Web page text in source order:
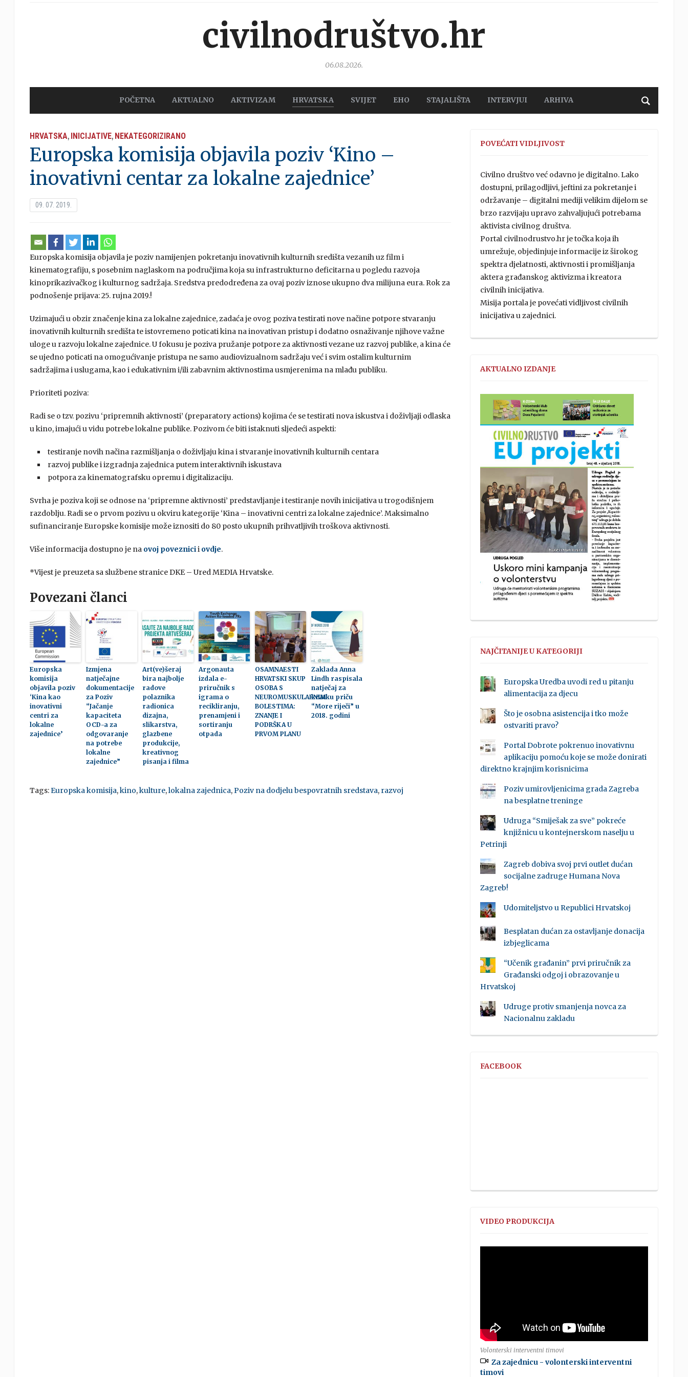
civilnodruštvo.hr
06.08.2026.
POČETNA AKTUALNO AKTIVIZAM HRVATSKA SVIJET EHO STAJALIŠTA INTERVJUI ARHIVA
HRVATSKA, INICIJATIVE, NEKATEGORIZIRANO
Europska komisija objavila poziv ‘Kino –
inovativni centar za lokalne zajednice’
09. 07. 2019.
Europska komisija objavila je poziv namijenjen pokretanju inovativnih kulturnih središta vezanih uz film i
kinematografiju, s posebnim naglaskom na područjima koja su infrastrukturno deficitarna u pogledu razvoja
kinoprikazivačkog i kulturnog sadržaja. Sredstva predodređena za ovaj poziv iznose ukupno dva milijuna eura. Rok za
podnošenje prijava: 25. rujna 2019.!
Uzimajući u obzir značenje kina za lokalne zajednice, zadaća je ovog poziva testirati nove načine potpore stvaranju
inovativnih kulturnih središta te istovremeno poticati kina na inovativan pristup i dodatno osnaživanje njihove važne
uloge u razvoju lokalne zajednice. U fokusu je poziva pružanje potpore za aktivnosti vezane uz razvoj publike, a kina će
se ujedno poticati na omogućivanje pristupa ne samo audiovizualnom sadržaju već i svim ostalim kulturnim
sadržajima i uslugama, kao i edukativnim i/ili zabavnim aktivnostima usmjerenima na mlađu publiku.
Prioriteti poziva:
Radi se o tzv. pozivu ‘pripremnih aktivnosti’ (preparatory actions) kojima će se testirati nova iskustva i doživljaji odlaska
u kino, imajući u vidu potrebe lokalne publike. Pozivom će biti istaknuti sljedeći aspekti:
testiranje novih načina razmišljanja o doživljaju kina i stvaranje inovativnih kulturnih centara
razvoj publike i izgradnja zajednica putem interaktivnih iskustava
potpora za kinematografsku opremu i digitalizaciju.
Svrha je poziva koji se odnose na ‘pripremne aktivnosti’ predstavljanje i testiranje novih inicijativa u trogodišnjem
razdoblju. Radi se o prvom pozivu u okviru kategorije ‘Kina – inovativni centri za lokalne zajednice’. Maksimalno
sufinanciranje Europske komisije može iznositi do 80 posto ukupnih prihvatljivih troškova aktivnosti.
Više informacija dostupno je na ovoj poveznicii ovdje.
*Vijest je preuzeta sa službene stranice DKE – Ured MEDIA Hrvatske.
Povezani članci
Europska
komisija
objavila poziv
‘Kina kao
inovativni
centri za
lokalne
zajednice’
Izmjena
natječajne
dokumentacije
za Poziv
“Jačanje
kapaciteta
OCD-a za
odgovaranje
na potrebe
lokalne
zajednice”
Art(ve)šeraj
bira najbolje
radove
polaznika
radionica
dizajna,
slikarstva,
glazbene
produkcije,
kreativnog
pisanja i filma
Argonauta
izdala e-
priručnik s
igrama o
recikliranju,
prenamjeni i
sortiranju
otpada
OSAMNAESTI
HRVATSKI SKUP
OSOBA S
NEUROMUSKULARNIM
BOLESTIMA:
ZNANJE I
PODRŠKA U
PRVOM PLANU
Zaklada Anna
Lindh raspisala
natječaj za
kratku priču
“More riječi” u
2018. godini
Tags:Europska komisija,kino,kulture,lokalna zajednica,Poziv na dodjelu bespovratnih sredstava, razvoj
POVEĆATI VIDLJIVOST
Civilno društvo već odavno je digitalno. Lako
dostupni, prilagodljivi, jeftini za pokretanje i
održavanje – digitalni mediji velikim dijelom se
brzo razvijaju upravo zahvaljujući potrebama
aktivista civilnog društva.
Portal civilnodrustvo.hr je točka koja ih
umrežuje, objedinjuje informacije iz širokog
spektra djelatnosti, aktivnosti i promišljanja
aktera građanskog aktivizma i kreatora
civilnih inicijativa.
Misija portala je povećati vidljivost civilnih
inicijativa u zajednici.
AKTUALNO IZDANJE
NAJČITANIJE U KATEGORIJI
Europska Uredba uvodi red u pitanju
alimentacija za djecu
Što je osobna asistencija i tko može
ostvariti pravo?
Portal Dobrote pokrenuo inovativnu
aplikaciju pomoću koje se može donirati
direktno krajnjim korisnicima
Poziv umirovljenicima grada Zagreba
na besplatne treninge
Udruga “Smiješak za sve” pokreće
knjižnicu u kontejnerskom naselju u
Petrinji
Zagreb dobiva svoj prvi outlet dućan
socijalne zadruge Humana Nova
Zagreb!
Udomiteljstvo u Republici Hrvatskoj
Besplatan dućan za ostavljanje donacija
izbjeglicama
“Učenik građanin” prvi priručnik za
Građanski odgoj i obrazovanje u
Hrvatskoj
Udruge protiv smanjenja novca za
Nacionalnu zakladu
FACEBOOK
VIDEO PRODUKCIJA
Volonterski interventni timovi
Za zajednicu - volonterski interventni
timovi